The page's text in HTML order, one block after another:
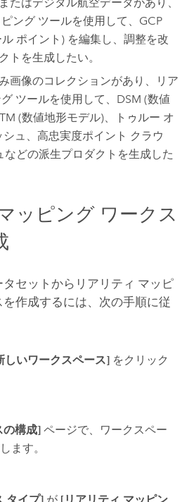
ング ツールを使用して、GCP
ポイント) を編集し、調整を改
トを生成したい。
画像のコレクションがあり、リア
ツールを使用して、DSM (数値
(数値地形モデル)、トゥルー オ
ュ、高忠実度ポイント クラウ
などの派生プロダクトを生成した
ッピング ワークス
セットからリアリティ マッピ
作成するには、次の手順に従
しいワークスペース]をクリック
の構成]ページで、ワークスペー
ます。